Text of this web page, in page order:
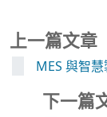
上一篇文章
MES 與智
下一篇